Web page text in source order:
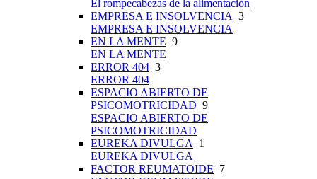
El rompecabezas de la alimentación
EMPRESA E INSOLVENCIA 3
EMPRESA E INSOLVENCIA
EN LA MENTE 9
EN LA MENTE
ERROR 404 3
ERROR 404
ESPACIO ABIERTO DE
PSICOMOTRICIDAD 9
ESPACIO ABIERTO DE
PSICOMOTRICIDAD
EUREKA DIVULGA 1
EUREKA DIVULGA
FACTOR REUMATOIDE 7